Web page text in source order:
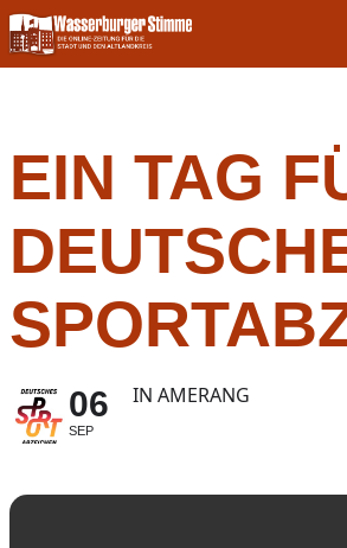
Skip
to
content
EIN TAG
06
SEP
IN AMERANG